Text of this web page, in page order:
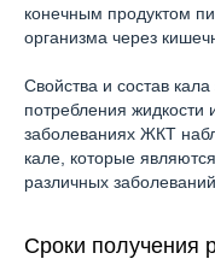
конечным продуктом
организма через
Свойства и состав кала
потребления жидкости
заболеваниях ЖКТ
кале, которые
различных заболеваний.
Сроки получения